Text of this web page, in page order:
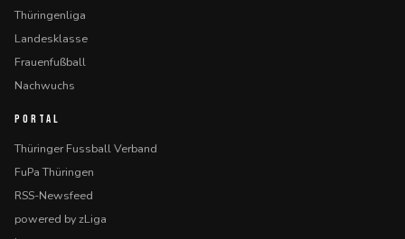
Thüringenliga
Landesklasse
Frauenfußball
Nachwuchs
PORTAL
Thüringer Fussball Verband
FuPa Thüringen
RSS-Newsfeed
powered by zLiga